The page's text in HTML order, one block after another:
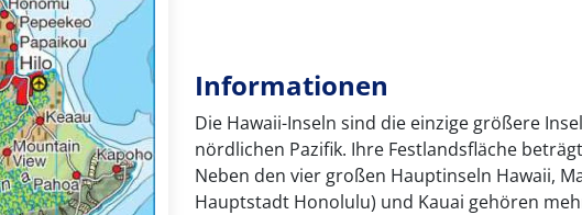
Informationen
Die Hawaii-Inseln sind die einzige größere
nördlichen Pazifik. Ihre Festlandsfläche
Neben den vier großen Hauptinseln Hawaii,
Hauptstadt Honolulu) und Kauai gehören